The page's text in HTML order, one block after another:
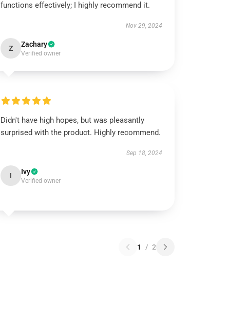
functions effectively; I highly recommend it.
Nov 29, 2024
Z Zachary
Verified owner
Didn't have high hopes, but was pleasantly
surprised with the product. Highly recommend.
Sep 18, 2024
I Ivy
Verified owner
1 / 2